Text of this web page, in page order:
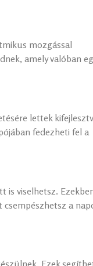
mozgással
amely valóban
lettek
fedezheti fel a
is viselhetsz.
a